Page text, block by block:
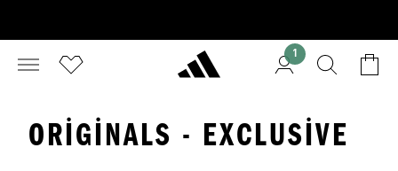
1
ORIGINALS - EXCLUSIVE